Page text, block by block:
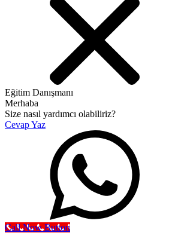
Eğitim Danışmanı
Merhaba
Size nasıl yardımcı olabiliriz?
Cevap Yaz
Call Now Button